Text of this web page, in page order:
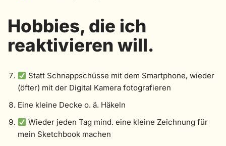
Hobbies, die ich
reaktivieren will.
Statt Schnappschüsse mit dem Smartphone, wieder
(öfter) mit der Digital Kamera fotografieren
Eine kleine Decke o. ä. Häkeln
Wieder jeden Tag mind. eine kleine Zeichnung für
mein Sketchbook machen